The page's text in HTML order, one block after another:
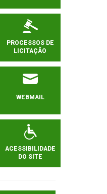
PROCESSOS DE
LICITAÇÃO
WEBMAIL
ACESSIBILIDADE
DO SITE